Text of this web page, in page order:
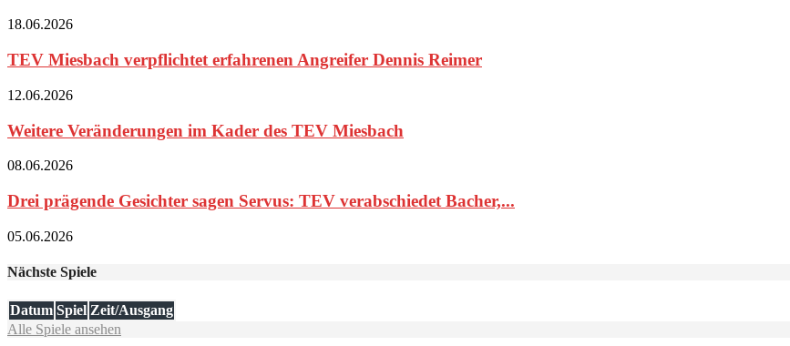
18.06.2026
TEV Miesbach verpflichtet erfahrenen Angreifer Dennis Reimer
12.06.2026
Weitere Veränderungen im Kader des TEV Miesbach
08.06.2026
Drei prägende Gesichter sagen Servus: TEV verabschiedet Bacher,...
05.06.2026
Nächste Spiele
Datum Spiel Zeit/Ausgang
Alle Spiele ansehen